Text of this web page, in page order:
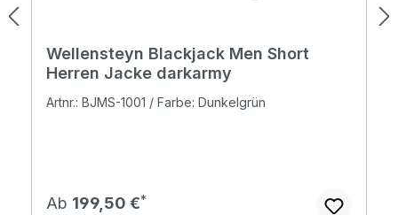
Wellensteyn Blackjack Men Short
Herren Jacke darkarmy
Artnr.: BJMS-1001 / Farbe: Dunkelgrün
Regulärer Preis:
Ab 199,50 €